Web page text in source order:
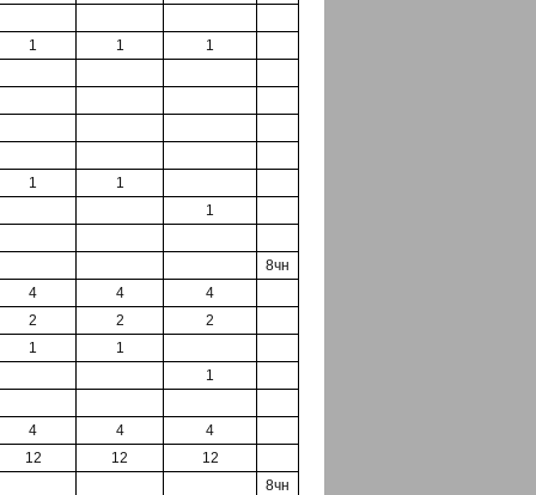
1 1 1
1
1
1
8чн
4
4
4
2
2
2
1
1
1
4 4
4
12
12
12
8чн